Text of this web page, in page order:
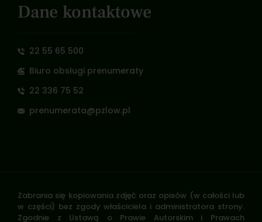
Dane kontaktowe
22 55 65 500
Biuro obsługi prenumeraty
22 336 75 52
prenumerata@pzlow.pl
Zabrania się kopiowania zdjęć oraz opisów (w całości lub
w części) bez zgody właściciela i administratora strony.
Zgodnie z Ustawą o Prawie Autorskim i Prawach